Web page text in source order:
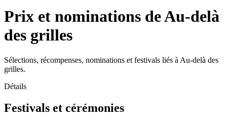
Prix et nominations de Au-delà
des grilles
Sélections, récompenses, nominations et festivals liés à Au-delà des
grilles.
Détails
Festivals et cérémonies